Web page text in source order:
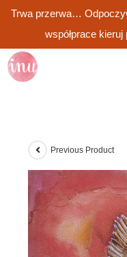
Trwa przerwa…
współprace
Skip
Previous Product